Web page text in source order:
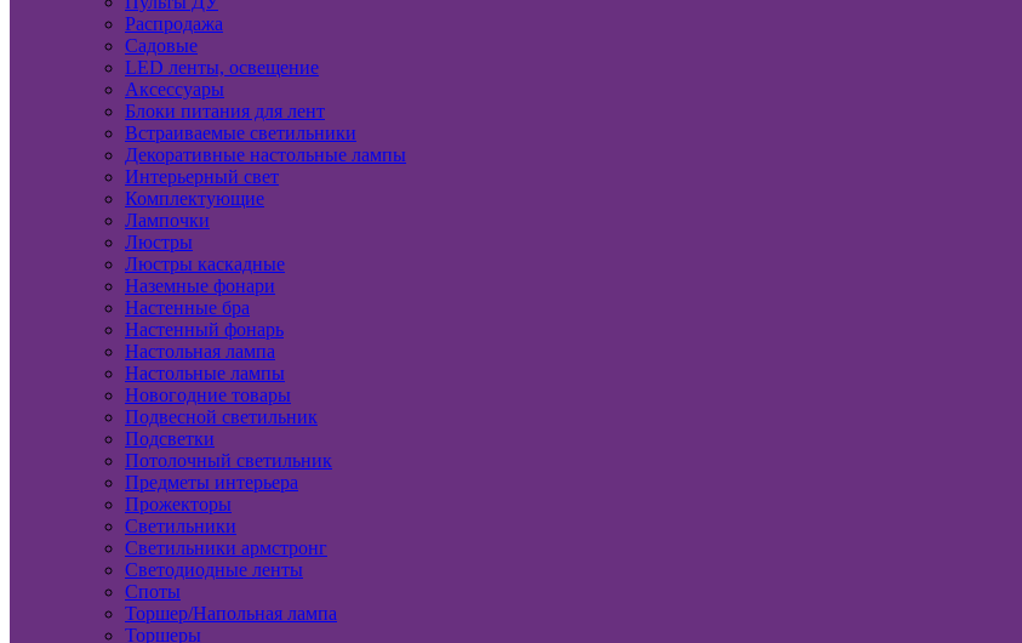
Распродажа
Садовые
LED ленты, освещение
Аксессуары
Блоки питания для лент
Встраиваемые светильники
Декоративные настольные лампы
Интерьерный свет
Комплектующие
Лампочки
Люстры
Люстры каскадные
Наземные фонари
Настенные бра
Настенный фонарь
Настольная лампа
Настольные лампы
Новогодние товары
Подвесной светильник
Подсветки
Потолочный светильник
Предметы интерьера
Прожекторы
Светильники
Светильники армстронг
Светодиодные ленты
Споты
Торшер/Напольная лампа
Торшеры